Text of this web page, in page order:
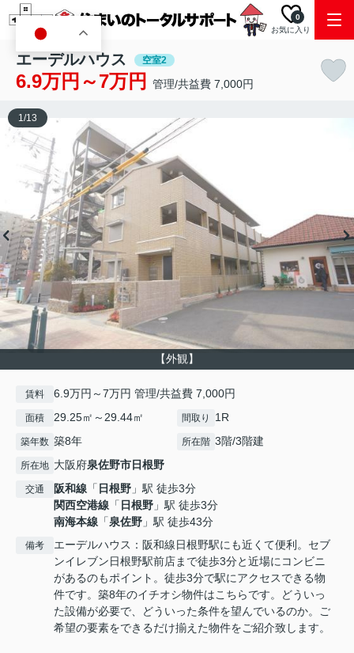
お気に入り
0
エーデルハウス 空室2
6.9万円～7万円 管理/共益費 7,000円
【外観】
1/13
賃料 6.9万円～7万円 管理/共益費 7,000円
面積 29.25㎡～29.44㎡ 間取り 1R
築年数 築8年 所在階 3階/3階建
所在地 大阪府泉佐野市日根野
交通 阪和線 「 日根野 」駅 徒歩3分
関西空港線 「 日根野 」駅 徒歩3分
南海本線 「泉佐野 」駅 徒歩43分
備考
エーデルハウス：阪和線日根野駅にも近くて便利。セブ
ンイレブン日根野駅前店まで徒歩3分と近場にコンビニ
があるのもポイント。徒歩3分で駅にアクセスできる物
件です。築8年のイチオシ物件はこちらです。どういっ
た設備が必要で、どういった条件を望んでいるのか。ご
希望の要素をできるだけ揃えた物件をご紹介致します。